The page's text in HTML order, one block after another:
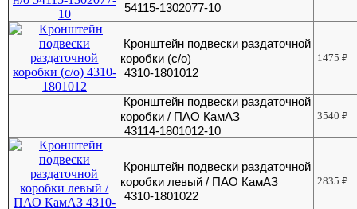
54115-1302077-10
Кронштейн подвески раздаточной
коробки (с/о)
4310-1801012
1475₽
Кронштейн подвески раздаточной
коробки / ПАО КамАЗ
43114-1801012-10
3540₽
Кронштейн подвески раздаточной
коробки левый / ПАО КамАЗ
4310-1801022
2835₽